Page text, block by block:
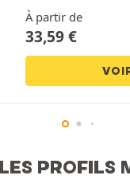
À partir de
33,59€
PROFILS